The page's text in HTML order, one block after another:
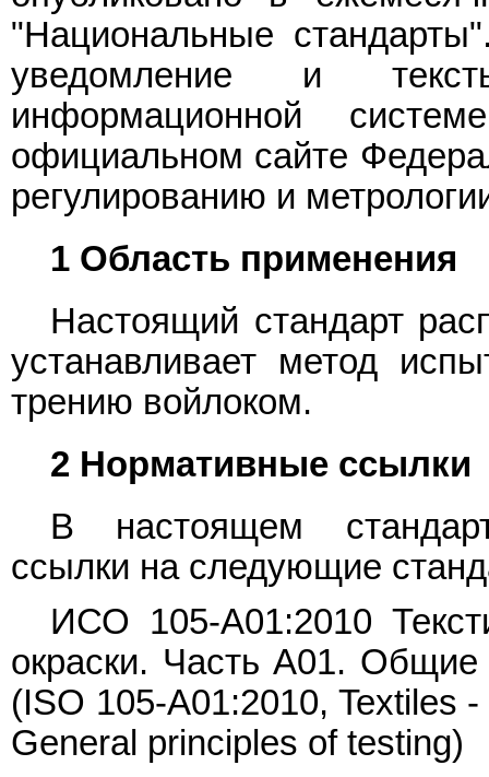
"Национальные
уведомление и
информационной
официальном сайте
регулированию и
1 Область применения
Настоящий стандарт
устанавливает метод
трению войлоком.
2 Нормативные ссылки
В настоящем
ссылки на следующие
ИСО 105-A01:2010
окраски. Часть A01.
(ISO 105-A01:2010, Textiles
General principles of testing)